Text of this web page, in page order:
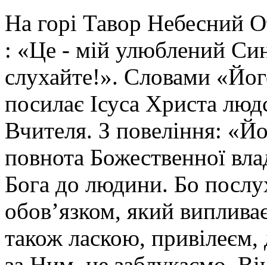
На горі Тавор Небесний
: «Це - мій улюблений
слухайте!». Словами
посилає Ісуса Христа
Вчителя. З повеління:
повнота Божественної
Бога до людини. Бо
обов’язком, який
також ласкою,